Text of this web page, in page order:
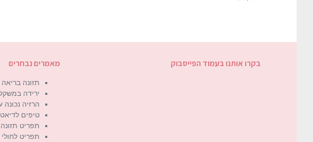
בקרו אותנו בעמוד הפייסבוק מאמרים נבחרים
תזונה
ירידה
הרזיה
טיפים
תפריט תזונה
תפריט